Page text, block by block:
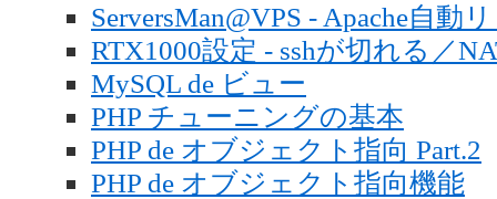
ServersMan@VPS - Apache自動
RTX1000設定 - sshが切れる／
MySQL de ビュー
PHP チューニングの基本
PHP de オブジェクト指向 Part.2
PHP de オブジェクト指向機能